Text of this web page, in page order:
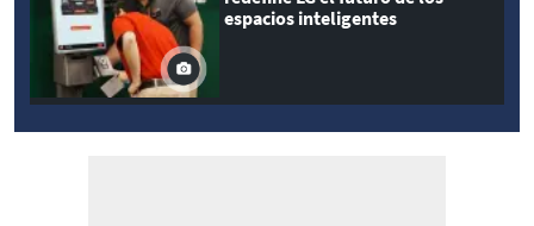
espacios inteligentes